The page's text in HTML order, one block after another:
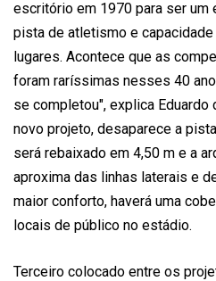
escritório em 1970 para ser
pista de atletismo e
lugares. Acontece que as
foram raríssimas nesses 40
se completou", explica Eduardo
novo projeto, desaparece a
será rebaixado em 4,50 m e a
aproxima das linhas laterais e
maior conforto, haverá uma
locais de público no estádio.
Terceiro colocado entre os